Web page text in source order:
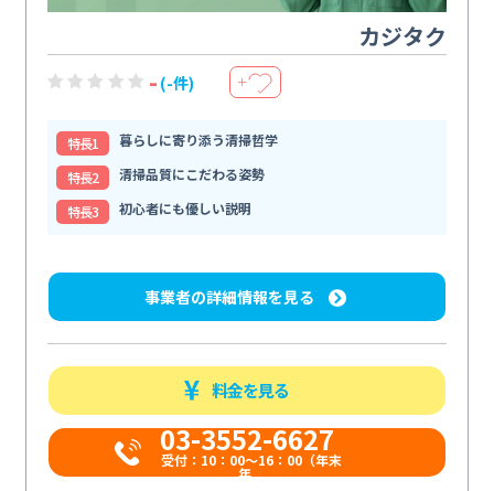
カジタク
- (-件) ＋
特⻑1
暮らしに寄り添う清掃哲学
特⻑2
清掃品質にこだわる姿勢
特⻑3
初心者にも優しい説明
事業者の詳細情報を見る
料金を見る
03-3552-6627
受付：10：00～16：00（年末
年...